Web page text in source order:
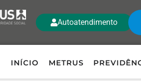
Autoatendimento
INÍCIO METRUS